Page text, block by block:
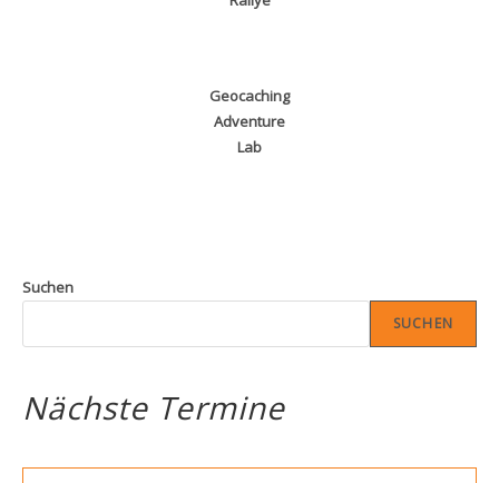
Geocaching
Adventure
Lab
Suchen
SUCHEN
Nächste Termine